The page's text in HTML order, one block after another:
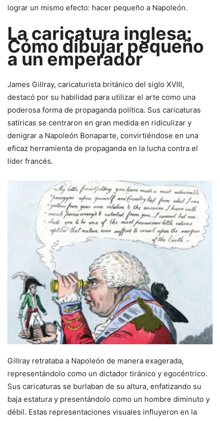
lograr un mismo efecto: hacer pequeño a Napoleón.
La caricatura inglesa:
Cómo dibujar pequeño
a un emperador
James Gillray, caricaturista británico del siglo XVIII,
destacó por su habilidad para utilizar el arte como una
poderosa forma de propaganda política. Sus caricaturas
satíricas se centraron en gran medida en ridiculizar y
denigrar a Napoleón Bonaparte, convirtiéndose en una
eficaz herramienta de propaganda en la lucha contra el
líder francés.
Gillray retrataba a Napoleón de manera exagerada,
representándolo como un dictador tiránico y egocéntrico.
Sus caricaturas se burlaban de su altura, enfatizando su
baja estatura y presentándolo como un hombre diminuto y
débil. Estas representaciones visuales influyeron en la